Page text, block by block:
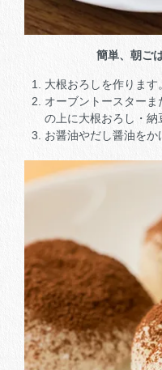
簡単、朝ご
大根おろしを作ります
オーブントースター
の上に大根おろし・納
お醤油やだし醤油をか